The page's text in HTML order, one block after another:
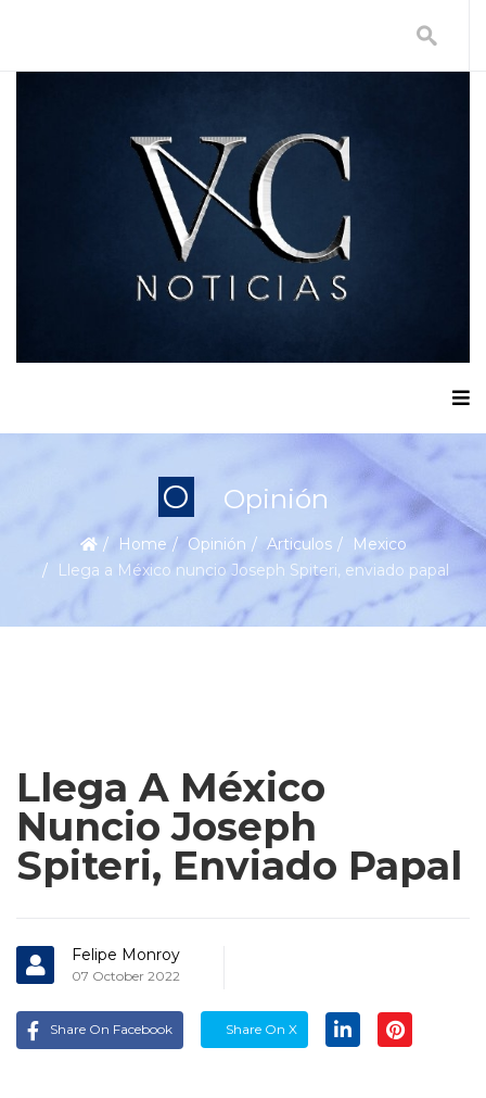
O Opinión
Home Opinión Articulos
Mexico
Llega a México nuncio Joseph Spiteri, enviado papal
Llega A México
Nuncio Joseph
Spiteri, Enviado Papal
Felipe Monroy
07 October 2022
Share On Facebook Share On X